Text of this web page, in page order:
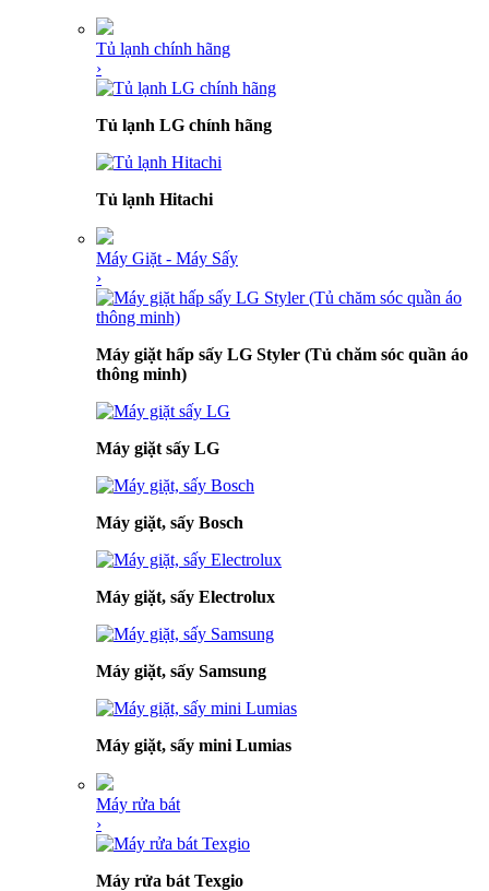
Tủ lạnh chính hãng
›
Tủ lạnh LG chính hãng
Tủ lạnh Hitachi
Máy Giặt - Máy Sấy
›
Máy giặt hấp sấy LG Styler (Tủ chăm sóc quần áo
thông minh)
Máy giặt sấy LG
Máy giặt, sấy Bosch
Máy giặt, sấy Electrolux
Máy giặt, sấy Samsung
Máy giặt, sấy mini Lumias
Máy rửa bát
›
Máy rửa bát Texgio